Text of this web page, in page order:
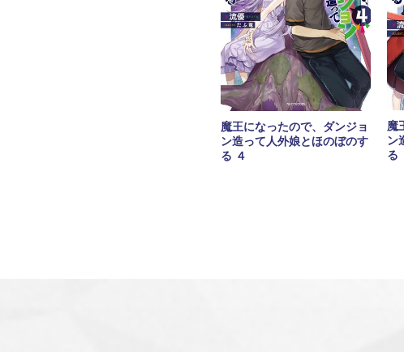
魔王になったので、ダンジョ
ン造って人外娘とほのぼのす
る ４
魔
ン
る